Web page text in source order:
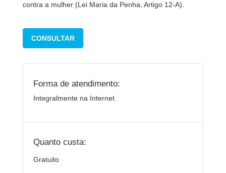
contra a mulher (Lei Maria da Penha, Artigo 12-A).
CONSULTAR
Forma de atendimento:
Integralmente na Internet
Quanto custa:
Gratuito